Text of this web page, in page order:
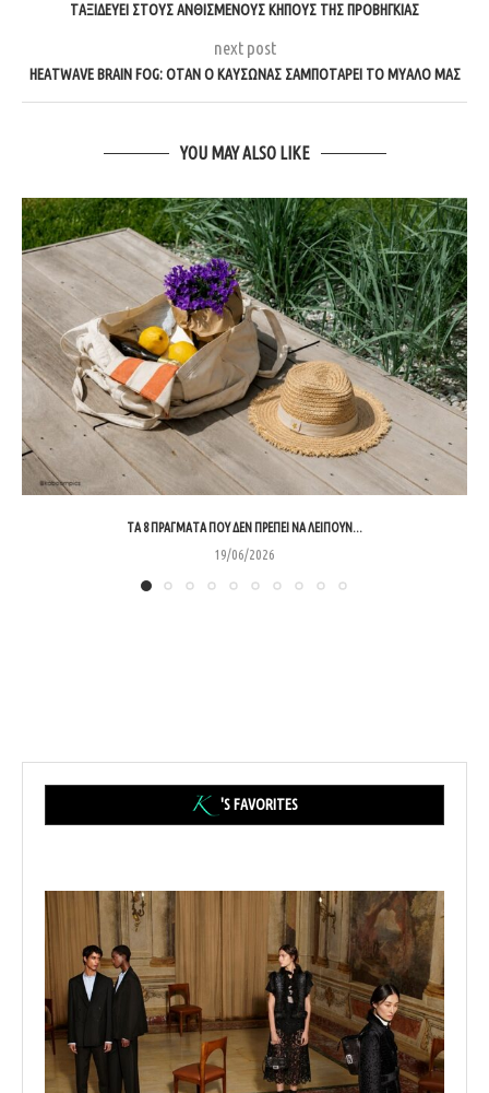
ΤΑΞΙΔΕΎΕΙ ΣΤΟΥΣ ΑΝΘΙΣΜΈΝΟΥΣ ΚΉΠΟΥΣ ΤΗΣ ΠΡΟΒΗΓΚΊΑΣ
next post
HEATWAVE BRAIN FOG: ΌΤΑΝ Ο ΚΑΎΣΩΝΑΣ ΣΑΜΠΟΤΆΡΕΙ ΤΟ ΜΥΑΛΌ ΜΑΣ
YOU MAY ALSO LIKE
ΤΑ 8 ΠΡΆΓΜΑΤΑ ΠΟΥ ΔΕΝ ΠΡΈΠΕΙ ΝΑ ΛΕΊΠΟΥΝ...
19/06/2026
'S FAVORITES